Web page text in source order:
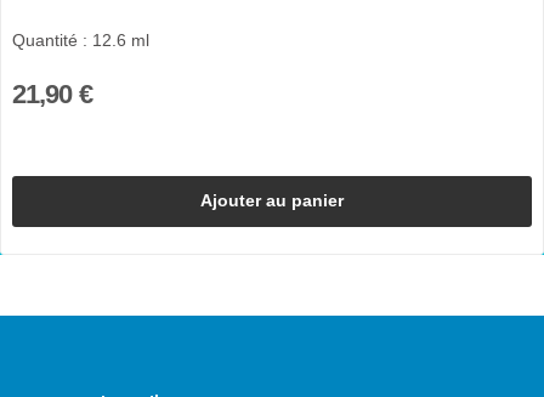
Quantité : 12.6 ml
21,90 €
Ajouter au panier